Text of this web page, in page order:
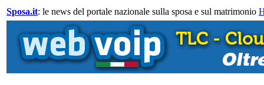
Sposa.it: le news del portale nazionale sulla sposa e sul matrimonio